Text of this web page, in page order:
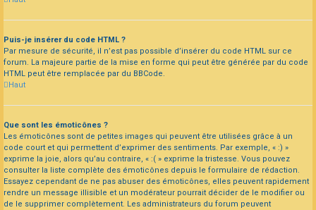
Puis-je insérer du code HTML ?
Par mesure de sécurité, il n’est pas possible d’insérer du code HTML sur ce
forum. La majeure partie de la mise en forme qui peut être générée par du code
HTML peut être remplacée par du BBCode.
Haut
Que sont les émoticônes ?
Les émoticônes sont de petites images qui peuvent être utilisées grâce à un
code court et qui permettent d’exprimer des sentiments. Par exemple, « :) »
exprime la joie, alors qu’au contraire, « :( » exprime la tristesse. Vous pouvez
consulter la liste complète des émoticônes depuis le formulaire de rédaction.
Essayez cependant de ne pas abuser des émoticônes, elles peuvent rapidement
rendre un message illisible et un modérateur pourrait décider de le modifier ou
de le supprimer complètement. Les administrateurs du forum peuvent